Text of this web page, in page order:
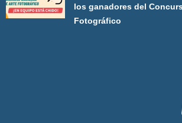
los ganadores del
Fotográfico